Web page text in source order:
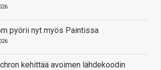
pyörii nyt myös Paintissa
kehittää avoimen lähdekoodin